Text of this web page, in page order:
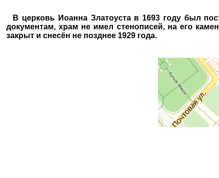
В церковь Иоанна Златоуста в 1693 году был
документам, храм не имел стенописей, на его
закрыт и снесён не позднее 1929 года.